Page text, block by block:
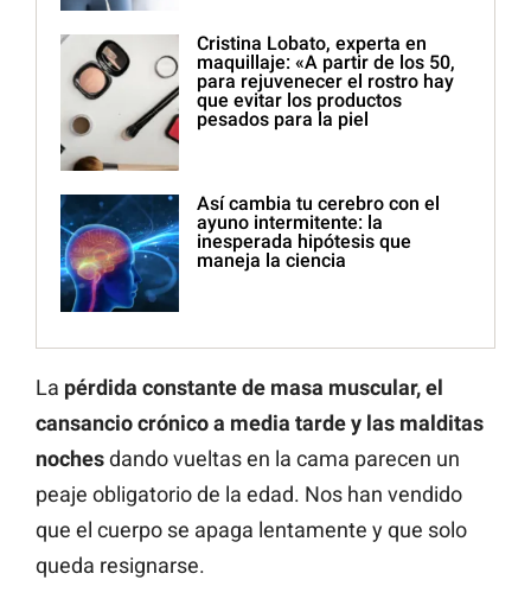
Cristina Lobato, experta en
maquillaje: «A partir de los 50,
para rejuvenecer el rostro hay
que evitar los productos
pesados para la piel
Así cambia tu cerebro con el
ayuno intermitente: la
inesperada hipótesis que
maneja la ciencia
La pérdida constante de masa muscular, el
cansancio crónico a media tarde y las malditas
nochesdando vueltas en la cama parecen un
peaje obligatorio de la edad. Nos han vendido
que el cuerpo se apaga lentamente y que solo
queda resignarse.